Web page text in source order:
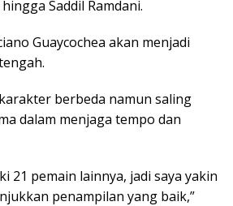
Saddil Ramdani.
Guaycochea akan menjadi
berbeda namun saling
dalam menjaga tempo dan
21 pemain lainnya, jadi saya yakin
penampilan yang baik,”